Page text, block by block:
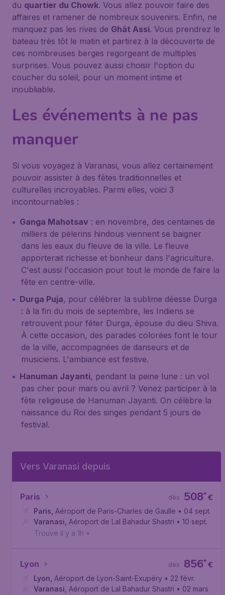
du quartier du Chowk. Vous allez pouvoir faire des
affaires et ramener de nombreux souvenirs. Enfin, ne
manquez pas les rives de Ghât Assi. Vous prendrez le
bateau très tôt le matin et partirez à la découverte de
ces nombreuses berges regorgeant de multiples
surprises. Vous pouvez aussi choisir l'option du
coucher du soleil, pour un moment intime et
inoubliable.
Les événements à ne pas
manquer
Si vous voyagez à Varanasi, vous allez certainement
pouvoir assister à des fêtes traditionnelles et
culturelles incroyables. Parmi elles, voici 3
incontournables :
Ganga Mahotsav : en novembre, des centaines de
milliers de pèlerins hindous viennent se baigner
dans les eaux du fleuve de la ville. Le fleuve
apporterait richesse et bonheur dans l'agriculture.
C'est aussi l'occasion pour tout le monde de faire la
fête en centre-ville.
Durga Puja, pour célébrer la sublime déesse Durga
: à la fin du mois de septembre, les Indiens se
retrouvent pour fêter Durga, épouse du dieu Shiva.
À cette occasion, des parades colorées font le tour
de la ville, accompagnées de danseurs et de
musiciens. L'ambiance est festive.
Hanuman Jayanti, pendant la peine lune : un vol
pas cher pour mars ou avril ? Venez participer à la
fête religieuse de Hanuman Jayanti. On célèbre la
naissance du Roi des singes pendant 5 jours de
festival.
Vers Varanasi depuis
Paris €
508*
dès
Paris Aéroport de Paris-Charles de Gaulle • 04 sept.
Varanasi Aéroport de Lal Bahadur Shastri • 10 sept.
Trouvé il y a 1h •
Lyon €
856*
dès
Lyon Aéroport de Lyon-Saint-Exupéry • 22 févr.
Varanasi Aéroport de Lal Bahadur Shastri • 02 mars